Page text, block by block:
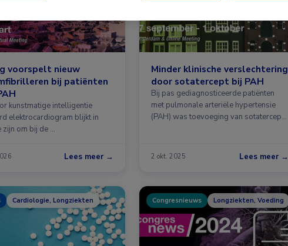
voorspelt nieuw
bij patiënten
kunstmatige intelligentie
elektrocardiogram blijkt in
zijn om bij de …
Lees meer →
Minder klinische verslechtering
door sotatercept bij PAH
Bij pas gediagnosticeerde patiënten
met pulmonale arteriële hypertensie
(PAH) was toevoeging van sotatercept
2 okt. 2025 Lees meer →
Cardiologie, Longziekten Congresnieuws Longziekten, Voeding